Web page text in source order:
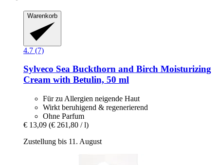
Warenkorb
4.7 (7)
Sylveco Sea Buckthorn and Birch Moisturizing
Cream with Betulin, 50 ml
Für zu Allergien neigende Haut
Wirkt beruhigend & regenerierend
Ohne Parfum
€ 13,09 (€ 261,80 / l)
Zustellung bis 11. August